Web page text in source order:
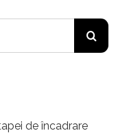
de încadrare